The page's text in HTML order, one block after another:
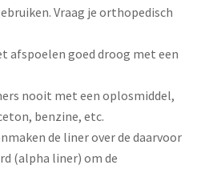
Vraag je orthopedisch
afspoelen goed droog met een
nooit met een oplosmiddel,
benzine, etc.
de liner over de daarvoor
(alpha liner) om de